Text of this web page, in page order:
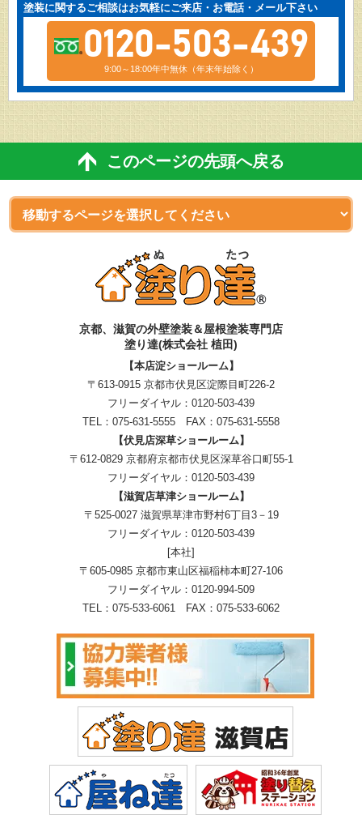
塗装に関するご相談はお気軽にご来店・お電話・メール下さい
0120-503-439
9:00～18:00年中無休（年末年始除く）
このページの先頭へ戻る
京都、滋賀の外壁塗装＆屋根塗装専門店
塗り達(株式会社 植田)
【本店淀ショールーム】
〒613-0915 京都市伏見区淀際目町226-2
フリーダイヤル： 0120-503-439
TEL： 075-631-5555 FAX：075-631-5558
【伏見店深草ショールーム】
〒612-0829 京都府京都市伏見区深草谷口町55-1
フリーダイヤル： 0120-503-439
【滋賀店草津ショールーム】
〒525-0027 滋賀県草津市野村6丁目3－19
フリーダイヤル： 0120-503-439
[本社]
〒605-0985 京都市東山区福稲柿本町27-106
フリーダイヤル： 0120-994-509
TEL： 075-533-6061 FAX：075-533-6062